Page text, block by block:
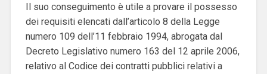
Il suo conseguimento è utile a provare il possesso
dei requisiti elencati dall’articolo 8 della Legge
numero 109 dell’11 febbraio 1994, abrogata dal
Decreto Legislativo numero 163 del 12 aprile 2006,
relativo al Codice dei contratti pubblici relativi a